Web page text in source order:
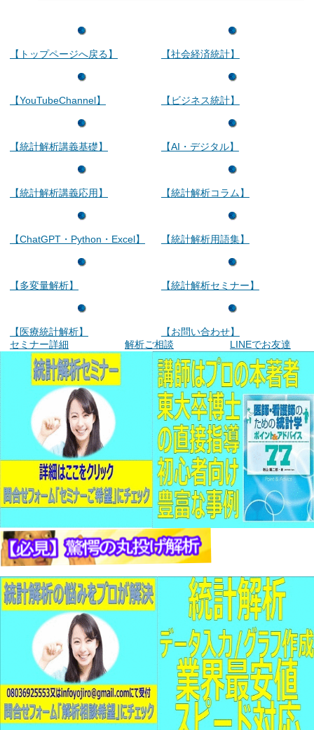
【トップページへ戻る】
【YouTubeChannel】
【統計解析講義基礎】
【統計解析講義応用】
【ChatGPT・Python・Excel】
【多変量解析】
【医療統計解析】
【社会経済統計】
【ビジネス統計】
【AI・デジタル】
【統計解析コラム】
【統計解析用語集】
【統計解析セミナー】
【お問い合わせ】
セミナー詳細
解析ご相談 LINEでお友達